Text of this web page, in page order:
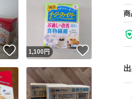
商
いいね！
1,100円